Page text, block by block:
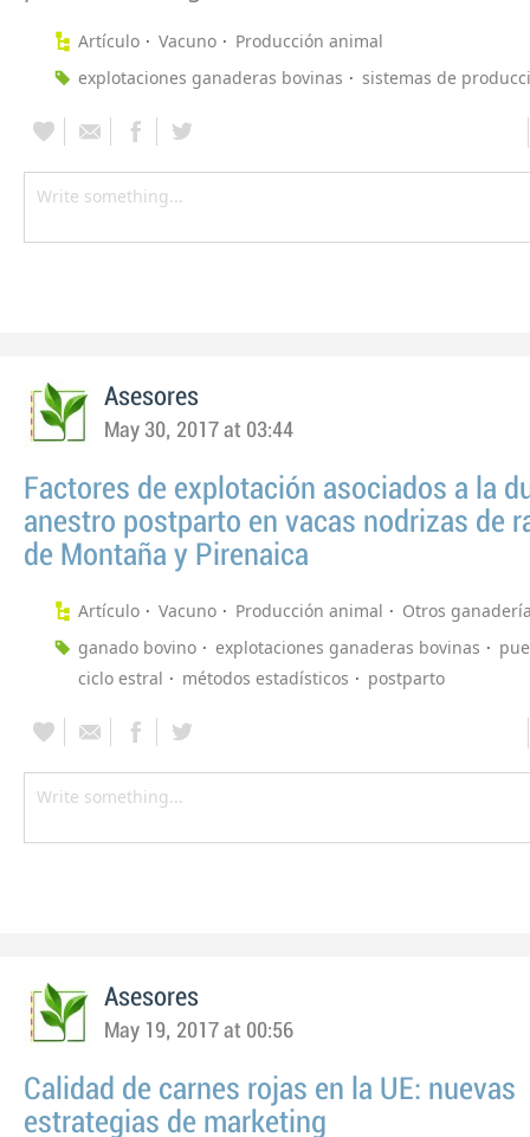
Artículo Vacuno
Producción animal
explotaciones ganaderas bovinas
sistemas de
Asesores
May 30, 2017 at 03:44
Factores de explotación asociados a la
anestro postparto en vacas nodrizas de
de Montaña y Pirenaica
Artículo Vacuno Producción animal
Otros
ganado bovino
explotaciones ganaderas bovinas
ciclo estral
métodos estadísticos postparto
Asesores
May 19, 2017 at 00:56
Calidad de carnes rojas en la UE: nuevas
estrategias de marketing